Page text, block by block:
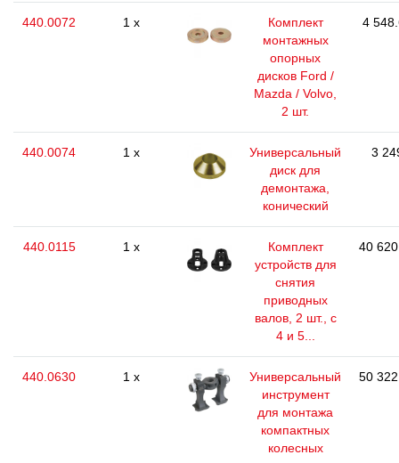
440.0072 1 x
Комплект
монтажных
опорных
дисков Ford /
Mazda / Volvo,
2 шт.
4
440.0074 1 x
Универсальный
диск для
демонтажа,
конический
3
440.0115 1 x
Комплект
устройств для
снятия
приводных
валов, 2 шт., с
4 и 5...
40
440.0630 1 x
Универсальный
инструмент
для монтажа
компактных
колесных
50